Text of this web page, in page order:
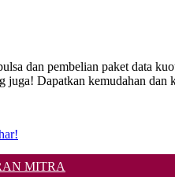
dan pembelian paket data
Dapatkan kemudahan dan
MITRA